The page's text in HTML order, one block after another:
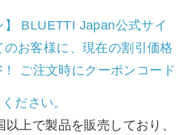
】 BLUETTI Japan公式サイ
のお客様に、現在の割引価格
ご注文時にクーポンコード
ださい。
上で製品を販売しており、